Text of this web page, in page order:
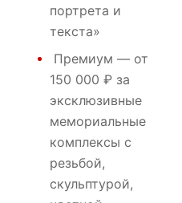
портрета и
текста»
Премиум — от
150 000 ₽ за
эксклюзивные
мемориальные
комплексы с
резьбой,
скульптурой,